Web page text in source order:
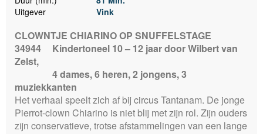
Uitgever
Vink
CLOWNTJE CHIARINO OP SNUFFELSTAGE
34944
Kindertoneel 10 – 12 jaar door Wilbert van
Zelst,
4 dames, 6 heren, 2 jongens, 3
muziekkanten
Het verhaal speelt zich af bij circus Tantanam. De jonge
Pierrot-clown Chiarino is niet blij met zijn rol. Zijn ouders
zijn conservatieve, trotse afstammelingen van een lange